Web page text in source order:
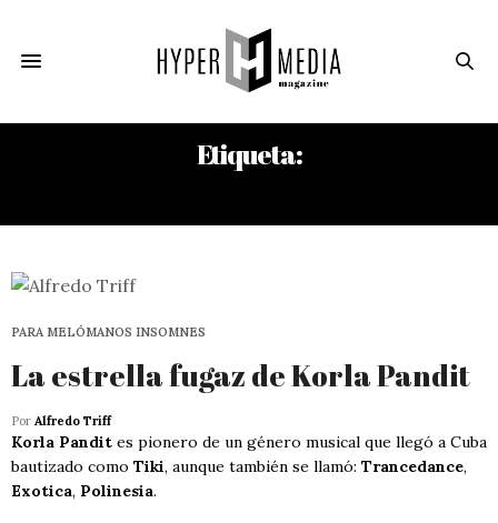
Etiqueta:
PARA MELÓMANOS INSOMNES
La estrella fugaz de Korla Pandit
Por Alfredo Triff
Korla Pandit es pionero de un género musical que llegó a Cuba
bautizado como Tiki, aunque también se llamó: Trancedance,
Exotica, Polinesia.